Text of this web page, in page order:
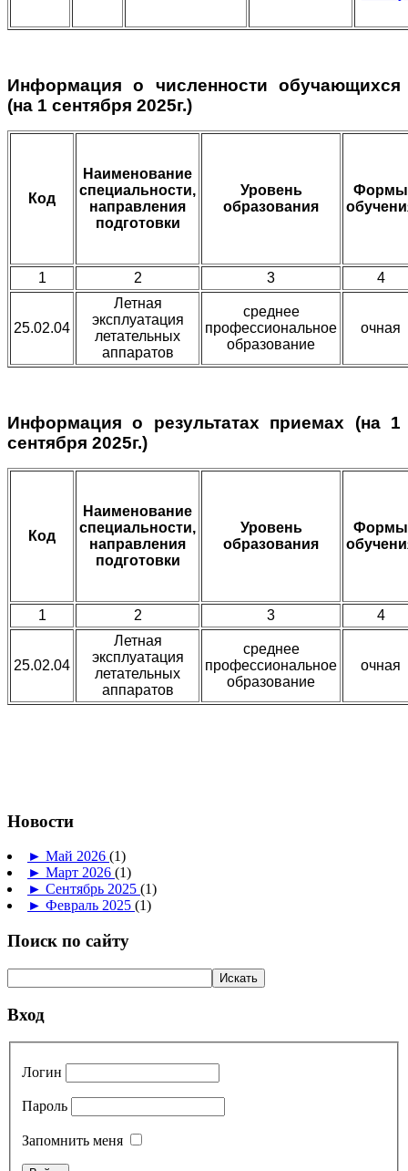
Информация о численности обучающихся
(на 1 сентября 2025г.)
Код
Наименование
специальности,
направления
подготовки
Уровень
образования
Формы
1 2 3 4
25.02.04
Летная
эксплуатация
летательных
аппаратов
среднее
профессиональное
образование
очная
Информация о результатах приемах (на 1
сентября 2025г.)
Код
Наименование
специальности,
направления
подготовки
Уровень
образования
Формы
1 2 3 4
25.02.04
Летная
эксплуатация
летательных
аппаратов
среднее
профессиональное
образование
очная
Новости
► Май 2026 (1)
► Март 2026 (1)
► Сентябрь 2025 (1)
► Февраль 2025 (1)
Поиск по сайту
Вход
Логин
Пароль
Запомнить меня